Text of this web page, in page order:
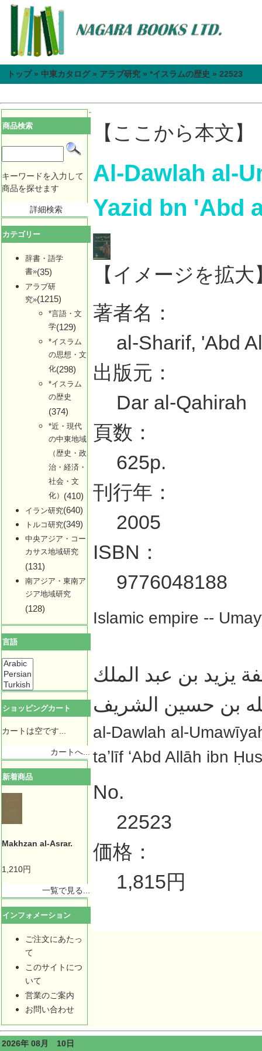
トップ» 中東カタログ» アラブ研究 » *イスラムの歴史 » 22523
商品検索
キーワードを入力して
商品を探せます
詳細検索
カテゴリー
辞書・語学
書»(35)
アラブ研
究»(1215)
*言語・文
学(129)
*イスラム
の思想・文
化(298)
*イスラム
の歴史
(374)
*近・現代
の中東地域
（歴史・政
治・経済・
社会・文
化） (410)
イラン研究(640)
トルコ研究(349)
中央アジア・コー
カサス地域研究
(131)
南アジア・東南ア
ジア地域研究
(128)
言語
ショッピングカート
カートは空です...
カートへ...
新着商品
Makhzan al-Asrar.
1,210円
一覧で見る...
インフォメーション
ご注文にあたっ
て
このサイトにつ
いて
営業のご案内
お問い合わせ
【ここから本文】
Al-Dawlah al-
Yazid bn 'Abd
【イメージを拡大
著者名：
al-Sharif, 'Abd
出版元：
Dar al-Qahirah
頁数：
625p.
刊行年：
2005
ISBN：
9776048188
Islamic empire --
يزيد بن عبد الملك
بن حسين الشريف
al-Dawlah al-
taʼlīf ʻAbd Allāh ibn
No.
22523
価格：
1,815円
2026年 08月 10日